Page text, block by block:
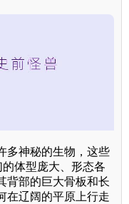
多神秘的生物，这些
的体型庞大、形态各
背部的巨大骨板和长
在辽阔的平原上行走